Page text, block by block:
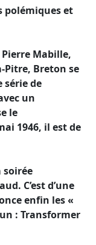
polémiques et
Mabille,
Breton se
série de
un
le
1946, il est de
soirée
C’est d’une
enfin les «
: Transformer